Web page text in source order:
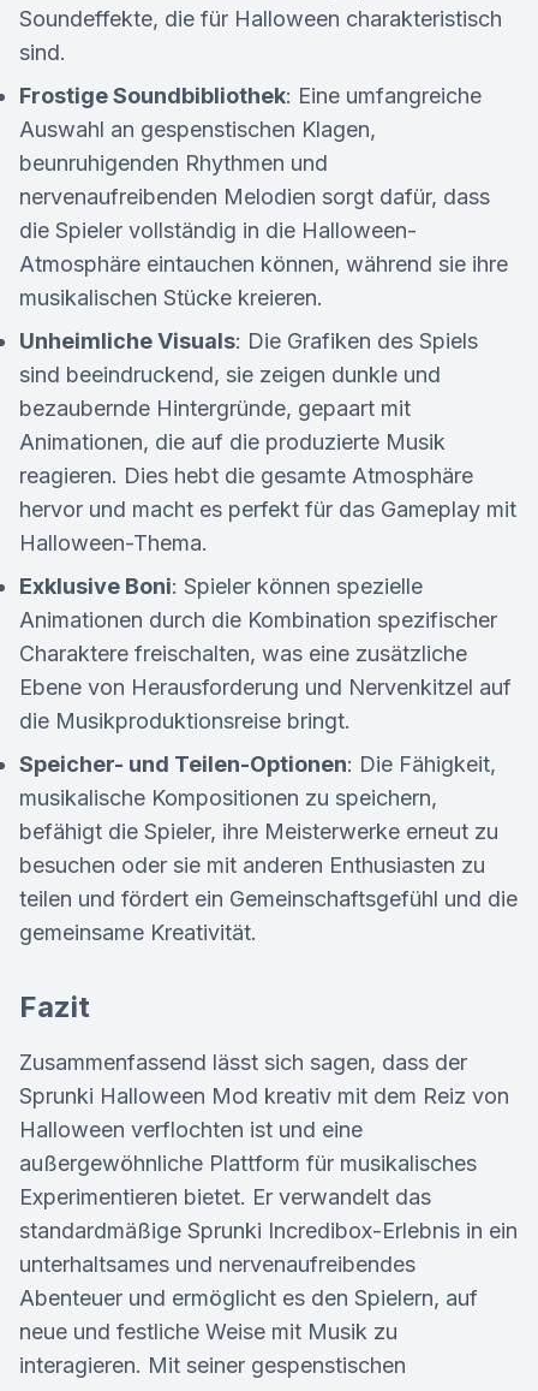
Soundeffekte, die für Halloween charakteristisch
sind.
Frostige Soundbibliothek: Eine umfangreiche
Auswahl an gespenstischen Klagen,
beunruhigenden Rhythmen und
nervenaufreibenden Melodien sorgt dafür, dass
die Spieler vollständig in die Halloween-
Atmosphäre eintauchen können, während sie ihre
musikalischen Stücke kreieren.
Unheimliche Visuals: Die Grafiken des Spiels
sind beeindruckend, sie zeigen dunkle und
bezaubernde Hintergründe, gepaart mit
Animationen, die auf die produzierte Musik
reagieren. Dies hebt die gesamte Atmosphäre
hervor und macht es perfekt für das Gameplay mit
Halloween-Thema.
Exklusive Boni: Spieler können spezielle
Animationen durch die Kombination spezifischer
Charaktere freischalten, was eine zusätzliche
Ebene von Herausforderung und Nervenkitzel auf
die Musikproduktionsreise bringt.
Speicher- und Teilen-Optionen: Die Fähigkeit,
musikalische Kompositionen zu speichern,
befähigt die Spieler, ihre Meisterwerke erneut zu
besuchen oder sie mit anderen Enthusiasten zu
teilen und fördert ein Gemeinschaftsgefühl und die
gemeinsame Kreativität.
Fazit
Zusammenfassend lässt sich sagen, dass der
Sprunki Halloween Mod kreativ mit dem Reiz von
Halloween verflochten ist und eine
außergewöhnliche Plattform für musikalisches
Experimentieren bietet. Er verwandelt das
standardmäßige Sprunki Incredibox-Erlebnis in ein
unterhaltsames und nervenaufreibendes
Abenteuer und ermöglicht es den Spielern, auf
neue und festliche Weise mit Musik zu
interagieren. Mit seiner gespenstischen